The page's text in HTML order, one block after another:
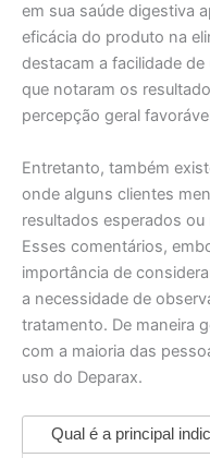
em sua saúde digestiva
eficácia do produto na
destacam a facilidade
que notaram os
percepção geral
Entretanto, também
onde alguns clientes
resultados esperados ou
Esses comentários,
importância de
a necessidade de
tratamento. De maneira
com a maioria das
uso do Deparax.
Qual é a principal